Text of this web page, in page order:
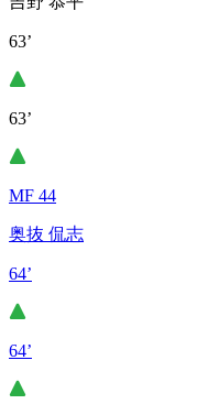
63’
63’
MF 44
奥抜 侃志
64’
64’